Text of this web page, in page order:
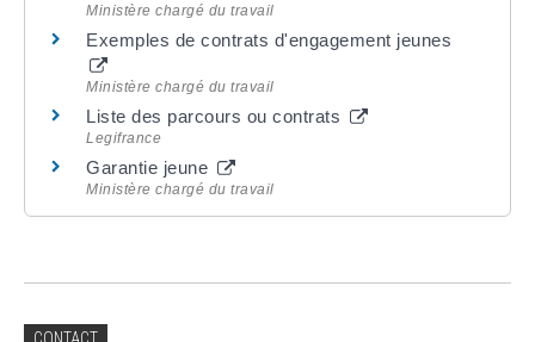
Ministère chargé du travail
Exemples de contrats d'engagement jeunes
Ministère chargé du travail
Liste des parcours ou contrats
Legifrance
Garantie jeune
Ministère chargé du travail